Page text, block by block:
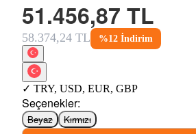
51.456,87 TL
58.374,24 TL %12 İndirim
✓ TRY, USD, EUR, GBP
Seçenekler:
Beyaz Kırmızı